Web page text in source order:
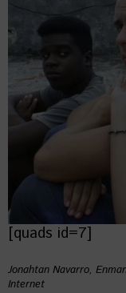
[quads id=7]
Jonahtan Navarro,
Internet